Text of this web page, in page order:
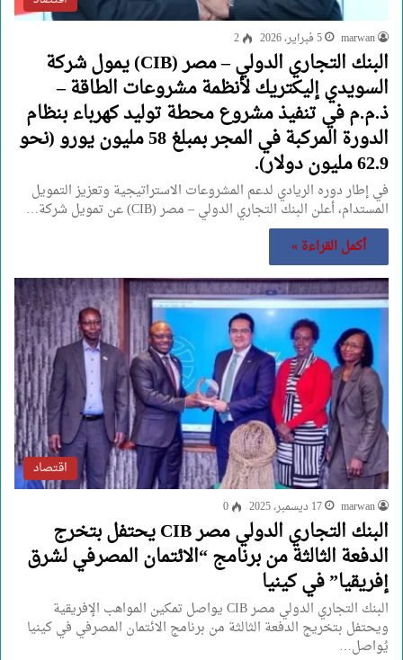
marwan 5 فبراير، 2026 2
البنك التجاري الدولي – مصر (CIB) يمول شركة
السويدي إليكتريك لأنظمة مشروعات الطاقة –
ذ.م.م في تنفيذ مشروع محطة توليد كهرباء بنظام
الدورة المركبة في المجر بمبلغ 58 مليون يورو (نحو
62.9 مليون دولار).
في إطار دوره الريادي لدعم المشروعات الاستراتيجية وتعزيز التمويل
المستدام، أعلن البنك التجاري الدولي – مصر (CIB) عن تمويل شركة…
أكمل القراءة »
اقتصاد
marwan 17 ديسمبر، 2025 0
البنك التجاري الدولي مصر CIB يحتفل بتخرج
الدفعة الثالثة من برنامج “الائتمان المصرفي لشرق
إفريقيا” في كينيا
البنك التجاري الدولي مصر CIB يواصل تمكين المواهب الإفريقية
ويحتفل بتخريج الدفعة الثالثة من برنامج الائتمان المصرفي في كينيا
يُواصل…